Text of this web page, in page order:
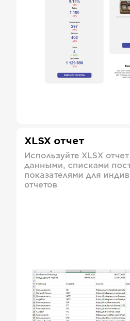
XLSX отчет
Используйте XLSX
данными, списками
показателями для
отчетов